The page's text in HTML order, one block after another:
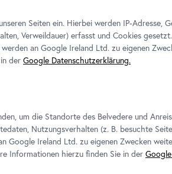
Folgen Sie uns
Belvedere 21
Seiten ein. Hierbei werden IP-Adresse,
Verweildauer) erfasst und Cookies
an Google Ireland Ltd. zu eigenen
der Google Datenschutzerklärung.
um die Standorte des Belvedere und
Nutzungsverhalten (z. B. besuchte
Google Ireland Ltd. zu eigenen Zwecken
Informationen hierzu finden Sie in der